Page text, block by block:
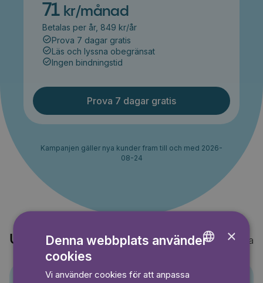
71 kr/månad
Betalas per år, 849 kr/år
Prova 7 dagar gratis
Läs och lyssna obegränsat
Ingen bindningstid
Prova 7 dagar gratis
Kampanjen gäller nya kunder fram till och med 2026-
08-24
Upptäck också Visa alla
×
Denna webbplats använder
cookies
Vi använder cookies för att anpassa